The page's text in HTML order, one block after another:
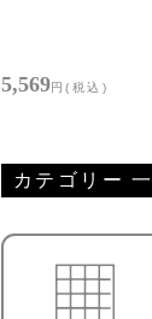
5,569円(税込)
カテゴリー